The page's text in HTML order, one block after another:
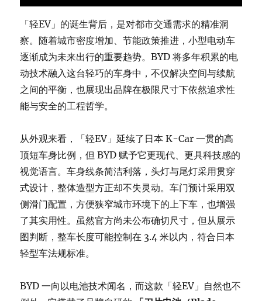
「轻EV」的诞生背后，是对都市交通需求的精准洞
察。随着城市密度增加、节能政策推进，小型电动车
逐渐成为未来出行的重要趋势。BYD 将多年积累的电
动技术融入这台轻巧的车身中，不仅解决空间与续航
之间的平衡，也展现出品牌在极限尺寸下依然追求性
能与安全的工程哲学。
从外观来看，「轻EV」延续了日本 K-Car 一贯的高
顶短车身比例，但 BYD 赋予它更现代、更具科技感的
视觉语言。车身线条简洁利落，头灯与尾灯采用贯穿
式设计，整体造型方正却不失灵动。车门预计采用双
侧滑门配置，方便狭窄城市环境下的上下车，也增强
了其实用性。虽然官方尚未公布确切尺寸，但从展示
图判断，整车长度可能控制在 3.4 米以内，符合日本
轻型车法规标准。
BYD 一向以电池技术闻名，而这款「轻EV」自然也不